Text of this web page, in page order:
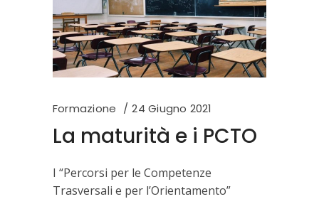
Formazione 24 Giugno 2021
La maturità e i PCTO
I “Percorsi per le Competenze
Trasversali e per l’Orientamento”